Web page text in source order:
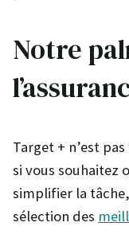
Notre
Target + n’est
si vous souhaitez
simplifier la
sélection des